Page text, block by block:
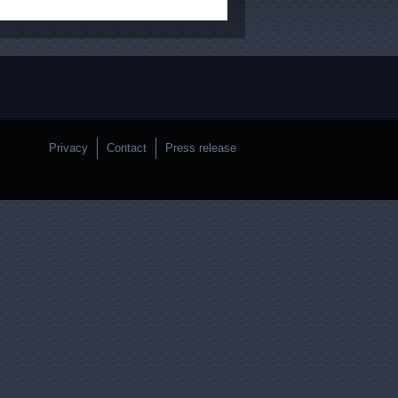
Privacy Contact Press release